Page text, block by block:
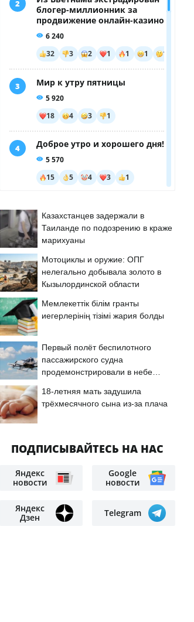
Казахстанцев задержали в
Таиланде по подозрению в краже
марихуаны
Мотоциклы и оружие: ОПГ
нелегально добывала золото в
Кызылординской области
Мемлекеттік білім гранты
иегерлерінің тізімі жария болды
Первый полёт беспилотного
пассажирского судна
продемонстрировали в небе
18-летняя мать задушила
трёхмесячного сына из-за плача
ПОДПИСЫВАЙТЕСЬ НА НАС
Яндекс
новости
Google
новости
Яндекс
Дзен
Telegram